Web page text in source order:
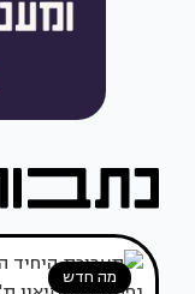
מה חדש